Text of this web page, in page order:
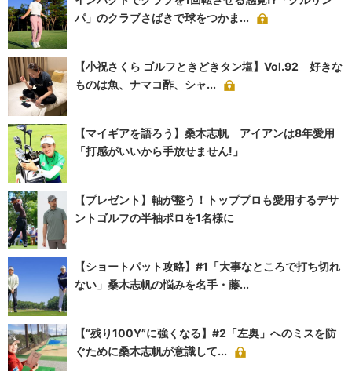
パ」のクラブさばきで球をつかま...
【小祝さくら ゴルフときどきタン塩】Vol.92 好きな
ものは魚、ナマコ酢、シャ...
【マイギアを語ろう】桑木志帆 アイアンは8年愛用
「打感がいいから手放せません!」
【プレゼント】軸が整う！トッププロも愛用するデサ
ントゴルフの半袖ポロを1名様に
【ショートパット攻略】#1「大事なところで打ち切れ
ない」桑木志帆の悩みを名手・藤...
【“残り100Y”に強くなる】#2「左奥」へのミスを防
ぐために桑木志帆が意識して...